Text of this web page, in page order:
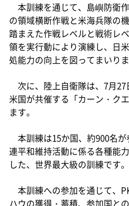
本訓練を通じて、島嶼防衛
の領域横断作戦と米海兵隊の
踏まえた作戦レベルと戦術レ
領を実行動により演練し、日
処能力の向上を図ってまいりま
次に、陸上自衛隊は、7月
米国が共催する「カーン・ク
ます。
本訓練は15か国、約900名
連平和維持活動に係る各種能
した、世界最大級の訓練です。
本訓練への参加を通じて、